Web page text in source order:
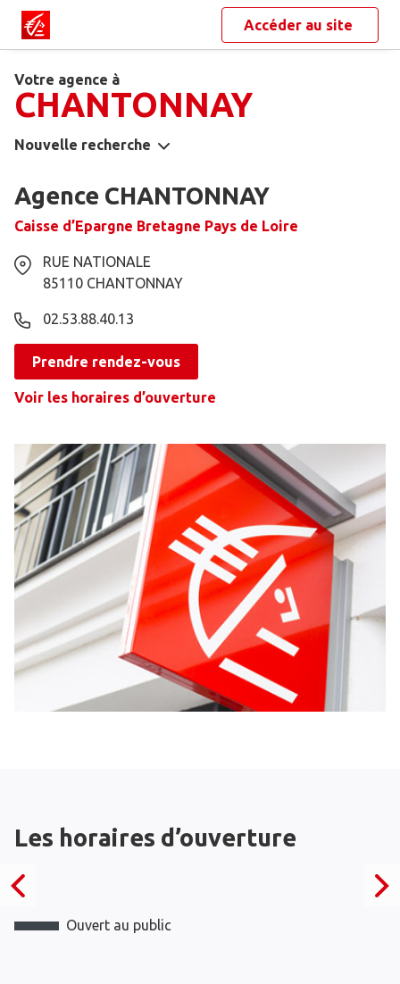
Accéder au site
Votre agence à
CHANTONNAY
Nouvelle recherche
Agence CHANTONNAY
Caisse d’Epargne Bretagne Pays de Loire
RUE NATIONALE
85110 CHANTONNAY
02.53.88.40.13
Prendre rendez-vous
Voir les horaires d’ouverture
Les horaires d’ouverture
Ouvert au public